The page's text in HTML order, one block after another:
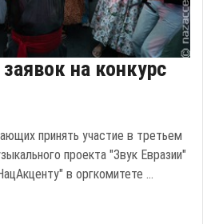
на конкурс
принять участие в третьем
проекта "Звук Евразии"
в оргкомитете ...